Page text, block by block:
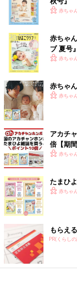
いっぱ
赤ちゃ
赤ちゃ
ブ 夏号
く！ お
赤ちゃ
赤ちゃ
赤ちゃ
アカチ
倍【期間
赤ちゃ
たまひ
赤ちゃ
もらえ
PR(くらし